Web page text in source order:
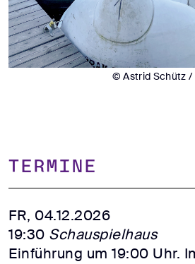
© Astrid Schütz /
TERMINE
FR, 04.12.2026
19:30 Schauspielhaus
Einführung um 19:00 Uhr.